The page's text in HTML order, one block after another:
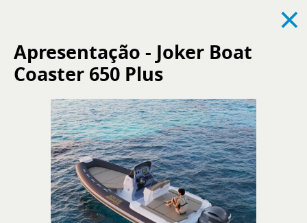
Ver todas Notícias Eventos
×
Apresentação - Joker Boat
Coaster 650 Plus